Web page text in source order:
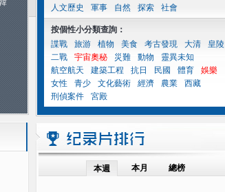
人文歷史
軍事 自然 探索 社會
按個性小分類查詢：
諜戰
旅游 植物 美食 考古發現 大清
皇陵
二戰
宇宙奧秘 災難 動物
靈異未知
航空航天
建築工程 抗日 民國 體育
娛樂
女性
青少 文化藝術 經濟 農業
西藏
刑偵案件
宮殿
本週 本月 總榜